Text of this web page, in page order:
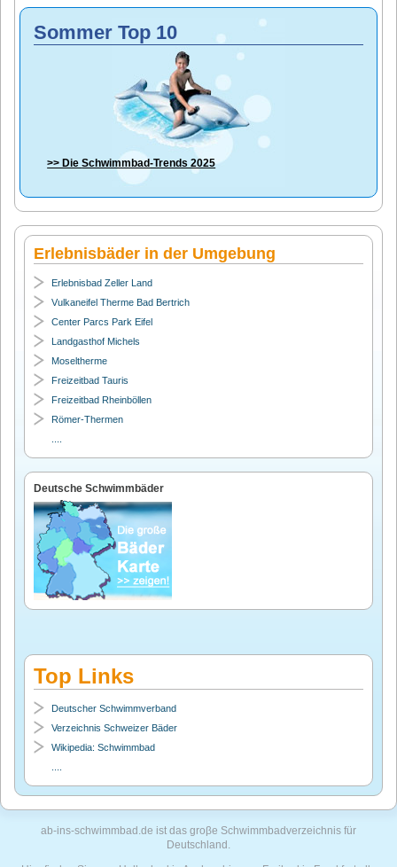
Sommer Top 10
>> DieSchwimmbad-Trends 2025
Erlebnisbäder in der Umgebung
Erlebnisbad Zeller Land
Vulkaneifel Therme Bad Bertrich
Center Parcs Park Eifel
Landgasthof Michels
Moseltherme
Freizeitbad Tauris
Freizeitbad Rheinböllen
Römer-Thermen
Deutsche Schwimmbäder
Top Links
Deutscher Schwimmverband
Verzeichnis Schweizer Bäder
Wikipedia: Schwimmbad
ab-ins-schwimmbad.de ist das groβe Schwimmbadverzeichnis für
Deutschland.